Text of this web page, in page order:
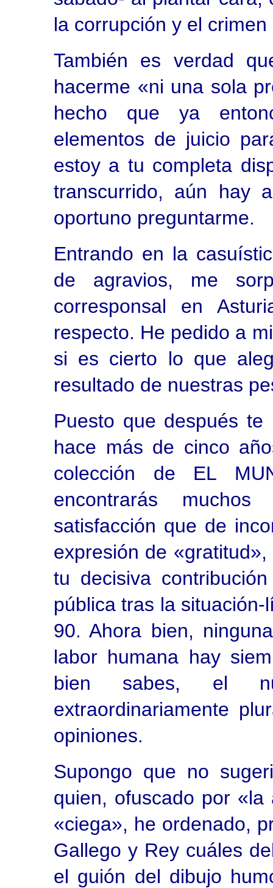
la corrupción y el
También es verdad
hacerme «ni una sola
hecho que ya
elementos de juicio
estoy a tu completa
transcurrido, aún hay
oportuno preguntarme.
Entrando en la
de agravios, me
corresponsal en
respecto. He pedido a
si es cierto lo que
resultado de nuestras
Puesto que después
hace más de cinco
colección de EL
encontrarás
satisfacción que de
expresión de
tu decisiva
pública tras la
90. Ahora bien,
labor humana hay
bien sabes, el
extraordinariamente
opiniones.
Supongo que no
quien, ofuscado por
«ciega», he ordenado,
Gallego y Rey cuáles
el guión del dibujo